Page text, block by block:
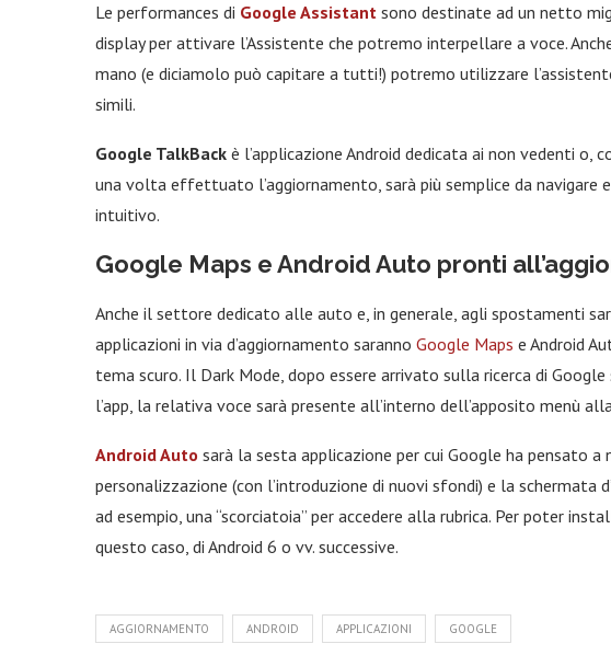
Le performances di Google Assistant sono destinate ad un netto
display per attivare l’Assistente che potremo interpellare a voce.
mano (e diciamolo può capitare a tutti!) potremo utilizzare
simili.
Google TalkBack è l’applicazione Android dedicata ai non vedenti o,
una volta effettuato l’aggiornamento, sarà più semplice da navigare
intuitivo.
Google Maps e Android Auto pronti
Anche il settore dedicato alle auto e, in generale, agli spostamenti
applicazioni in via d’aggiornamento saranno Google Maps e Android
tema scuro. Il Dark Mode, dopo essere arrivato sulla ricerca di
l’app, la relativa voce sarà presente all’interno dell’apposito menù alla
Android Auto sarà la sesta applicazione per cui Google ha pensato
personalizzazione (con l’introduzione di nuovi sfondi) e la schermata
ad esempio, una “scorciatoia” per accedere alla rubrica. Per poter
questo caso, di Android 6 o vv. successive.
AGGIORNAMENTO ANDROID APPLICAZIONI GOOGLE